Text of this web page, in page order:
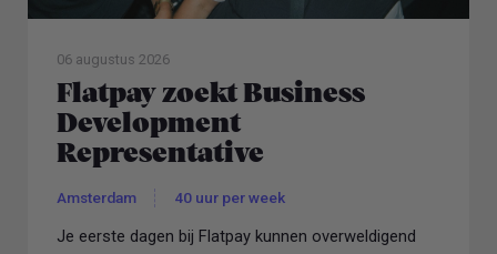
06 augustus 2026
Flatpay zoekt Business
Development
Representative
Amsterdam 40 uur per week
Je eerste dagen bij Flatpay kunnen overweldigend